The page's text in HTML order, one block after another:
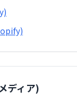
ディア)